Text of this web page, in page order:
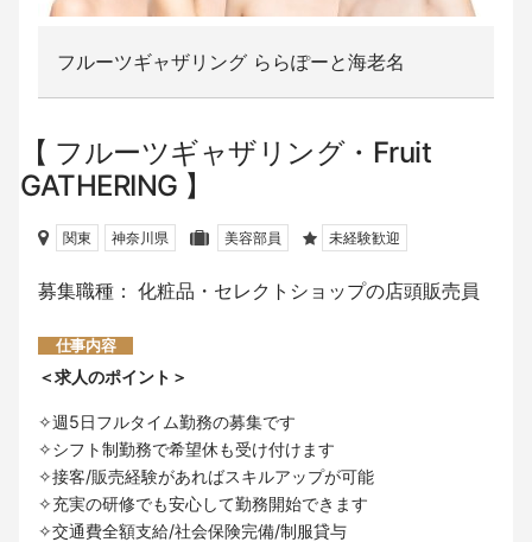
フルーツギャザリング ららぽーと海老名
フルーツギャザリング・Fruit
GATHERING
関東 神奈川県 美容部員 未経験歓迎
募集職種： 化粧品・セレクトショップの店頭販売員
仕事内容
＜求人のポイント＞
✧週5日フルタイム勤務の募集です
✧シフト制勤務で希望休も受け付けます
✧接客/販売経験があればスキルアップが可能
✧充実の研修でも安心して勤務開始できます
✧交通費全額支給/社会保険完備/制服貸与